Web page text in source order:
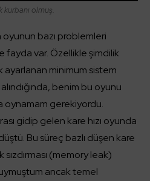
olmuş.
bazı problemleri
var. Özellikle şimdilik
minimum sistem
benim bu oyunu
oynamam gerekiyordu.
gidip gelen kare hızı oyunda
Bu süreç bazlı düşen kare
sızdırması (memory leak)
ancak temel